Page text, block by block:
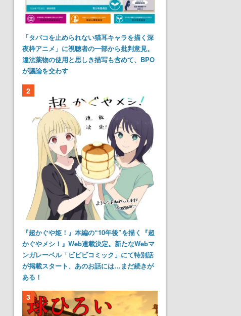
「タバコを止められない猫耳キャラを描く深
夜枠アニメ」に視聴者の一部から批判意見。
違法薬物の使用と思しき描写も含めて、BPO
が議論を交わす
2
『超かぐや姫！』本編の“10年後”を描く『超
かぐやメシ！』Web連載決定。新たなWebマ
ンガレーベル「ビビビコミック」にて特別話
が掲載スタート、あのお話には…まだ続きが
ある！
3